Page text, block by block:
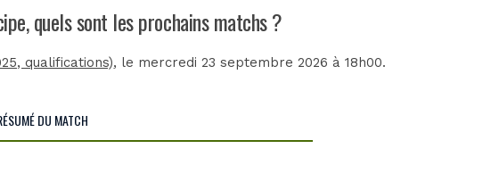
quels sont les prochains matchs ?
qualifications), le mercredi 23 septembre 2026 à 18h00.
DU MATCH